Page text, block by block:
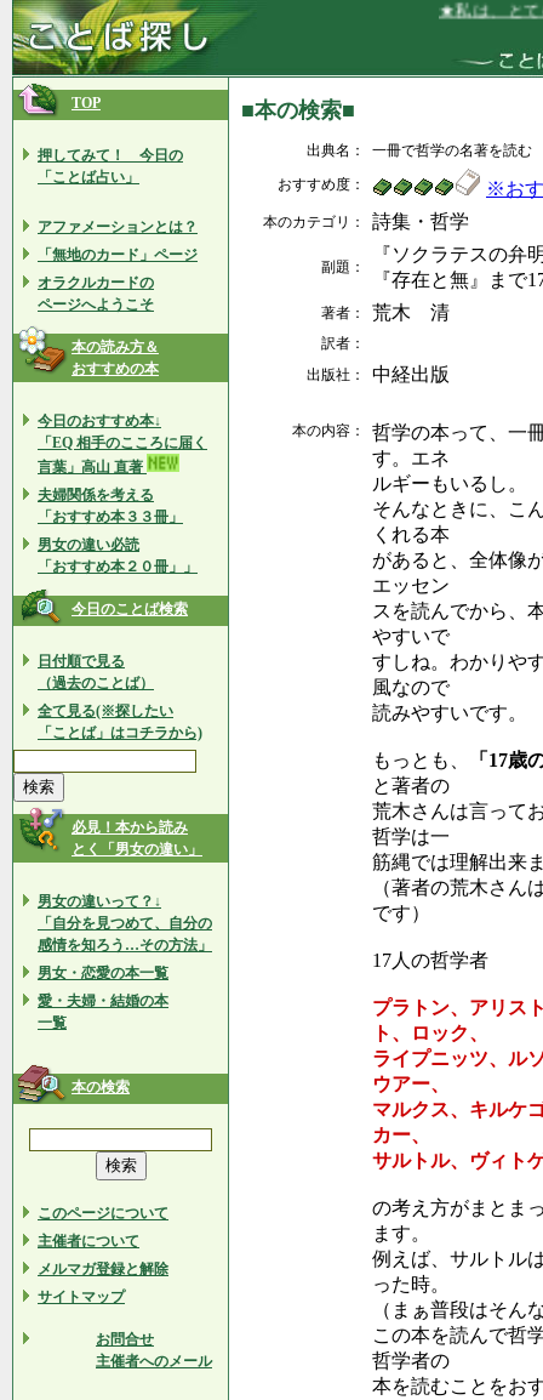
★私は、とても
TOP
押してみて！ 今日の
「ことば占い」
アファメーションとは？
「無地のカード」ページ
オラクルカードの
ページへようこそ
本の読み方＆
おすすめの本
今日のおすすめ本↓
「EQ 相手のこころに届く
言葉」高山 直著
夫婦関係を考える
「おすすめ本３３冊」
男女の違い必読
「おすすめ本２０冊」」
今日のことば検索
日付順で見る
（過去のことば）
全て見る(※探したい
「ことば」はコチラから)
必見！本から読み
とく「男女の違い」
男女の違いって？↓
「自分を見つめて、自分の
感情を知ろう…その方法」
男女・恋愛の本一覧
愛・夫婦・結婚の本
一覧
本の検索
このページについて
主催者について
メルマガ登録と解除
サイトマップ
お問合せ
主催者へのメール
■本の検索■
出典名：
一冊で哲学の名著を読む
おすすめ度：
※お
本のカテゴリ： 詩集・哲学
副題：
『ソクラテスの弁
『存在と無』まで
著者： 荒木 清
訳者：
出版社：
中経出版
本の内容：
哲学の本って、一
す。エネ
ルギーもいるし。
そんなときに、こ
くれる本
があると、全体像
エッセン
スを読んでから、
やすいで
すしね。わかりや
風なので
読みやすいです。
もっとも、
「17歳
と著者の
荒木さんは言って
哲学は一
筋縄では理解出来
（著者の荒木さ
です）
17人の哲学者
プラトン、アリス
ト、ロック、
ライプニッツ、ル
ウアー、
マルクス、キルケ
カー、
サルトル、ヴィト
の考え方がまとま
ます。
例えば、サルトル
った時。
（まぁ普段はそ
この本を読んで哲
哲学者の
本を読むことをお